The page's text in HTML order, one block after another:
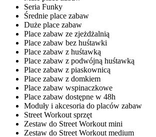
Seria Funky
Średnie place zabaw
Duże place zabaw
Place zabaw ze zjeżdżalnią
Place zabaw bez huśtawki
Place zabaw z huśtawką
Place zabaw z podwójną huśtawką
Place zabaw z piaskownicą
Place zabaw z domkiem
Place zabaw wspinaczkowe
Place zabaw dostępne w 48h
Moduły i akcesoria do placów zabaw
Street Workout sprzęt
Zestaw do Street Workout mini
Zestaw do Street Workout medium